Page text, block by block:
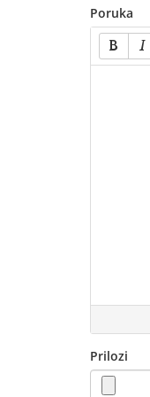
Poruka
Prilozi